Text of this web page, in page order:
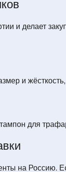
и делает
и
для
на Россию.